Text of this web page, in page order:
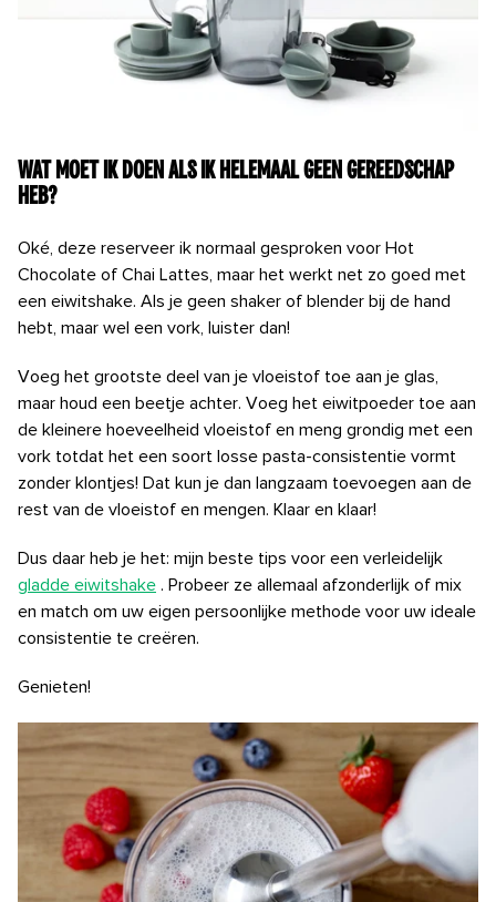
Wat moet ik doen als ik helemaal geen gereedschap
heb?
Oké, deze reserveer ik normaal gesproken voor Hot
Chocolate of Chai Lattes, maar het werkt net zo goed met
een eiwitshake. Als je geen shaker of blender bij de hand
hebt, maar wel een vork, luister dan!
Voeg het grootste deel van je vloeistof toe aan je glas,
maar houd een beetje achter. Voeg het eiwitpoeder toe aan
de kleinere hoeveelheid vloeistof en meng grondig met een
vork totdat het een soort losse pasta-consistentie vormt
zonder klontjes! Dat kun je dan langzaam toevoegen aan de
rest van de vloeistof en mengen. Klaar en klaar!
Dus daar heb je het: mijn beste tips voor een verleidelijk
gladde eiwitshake . Probeer ze allemaal afzonderlijk of mix
en match om uw eigen persoonlijke methode voor uw ideale
consistentie te creëren.
Genieten!